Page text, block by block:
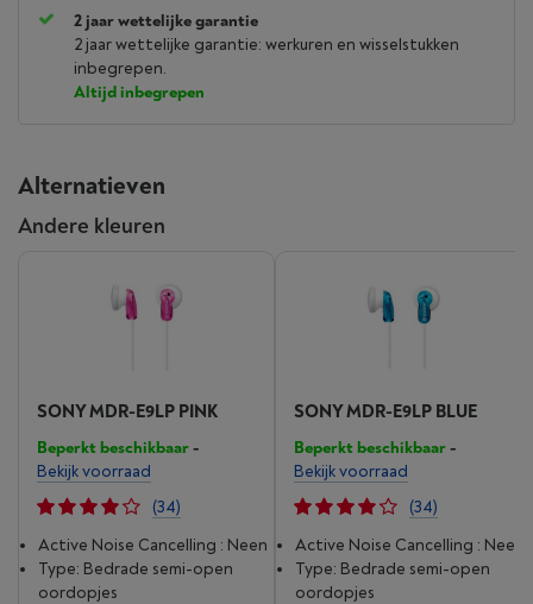
2 jaar wettelijke garantie
2 jaar wettelijke garantie: werkuren en wisselstukken
inbegrepen.
Altijd inbegrepen
Alternatieven
Andere kleuren
SONY MDR-E9LP PINK
Beperkt beschikbaar-
Bekijk voorraad
(34)
Active Noise Cancelling : Neen
Type: Bedrade semi-open
oordopjes
SONY MDR-E9LP BLUE
Beperkt beschikbaar-
Bekijk voorraad
(34)
Active Noise Cancelling : Neen
Type: Bedrade semi-open
oordopjes